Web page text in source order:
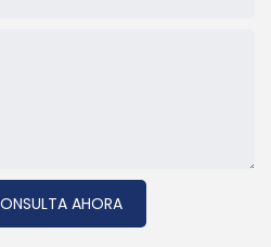
AHORA